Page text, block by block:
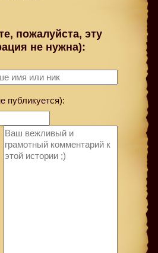
пожалуйста, эту
не нужна):
публикуется):